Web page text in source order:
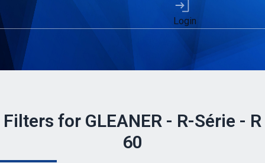
Login
Filters for GLEANER - R-Série - R
60